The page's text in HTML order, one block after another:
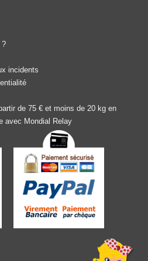
?
incidents
de 75 € et moins de 20 kg en
avec Mondial Relay